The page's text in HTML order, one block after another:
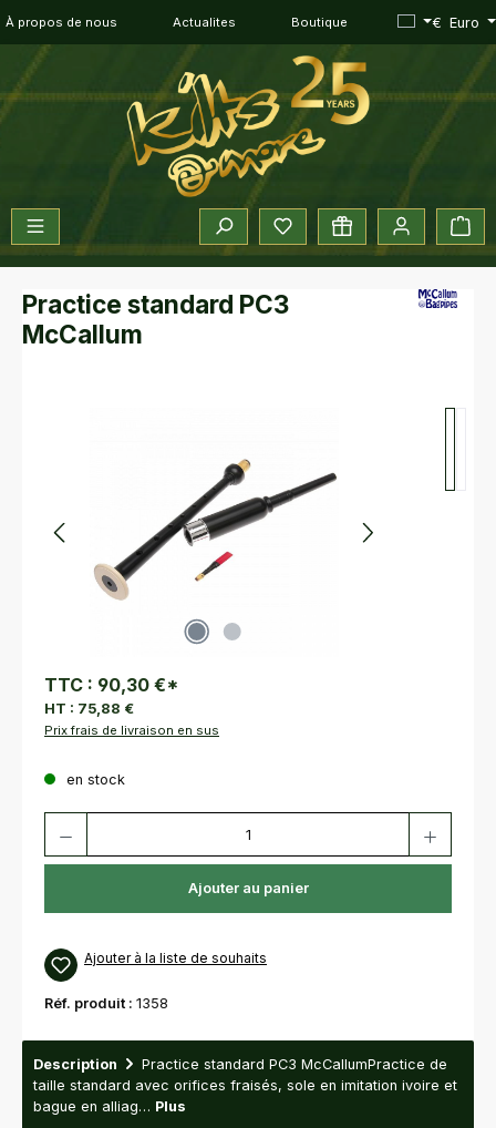
Passer au contenu principal
À propos de nous Actualites Boutique € Euro
Vous avez 0 articles dansLe
Practice standard PC3
McCallum
TTC : 90,30 €*
HT : 75,88 €
Prix frais de livraison en sus
en stock
Ajouter au panier
Ajouter à la liste de souhaits
Réf. produit : 1358
Description
Practice standard PC3 McCallumPractice de
taille standard avec orifices fraisés, sole en imitation ivoire et
bague en alliag… Plus